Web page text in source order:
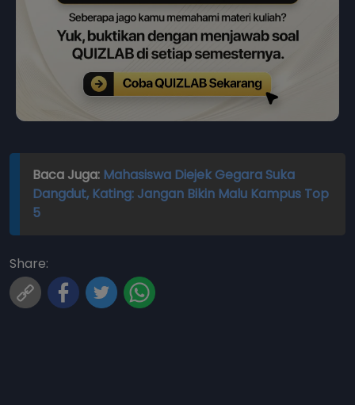
Baca Juga: Mahasiswa Diejek Gegara Suka
Dangdut, Kating: Jangan Bikin Malu Kampus Top
5
Share: